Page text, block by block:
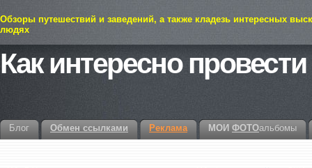
Обзоры путешествий и заведений, а также кладезь интересных
людях
Как интересно
Блог Обмен ссылками Реклама МОИ ФОТОальбомы